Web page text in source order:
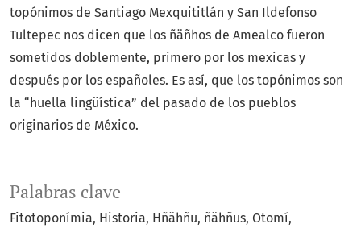
Palabras clave
Fitotoponímia, Historia, Hñähñu, ñähñus, Otomí,
topónimos de Santiago Mexquititlán y San Ildefonso
Tultepec nos dicen que los ñäñhos de Amealco fueron
sometidos doblemente, primero por los mexicas y
después por los españoles. Es así, que los topónimos son
la “huella lingüística” del pasado de los pueblos
originarios de México.